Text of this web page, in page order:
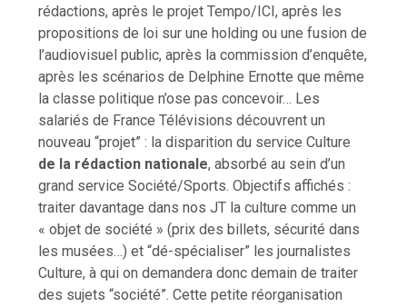
rédactions, après le projet Tempo/ICI, après les
propositions de loi sur une holding ou une fusion de
l’audiovisuel public, après la commission d’enquête,
après les scénarios de Delphine Ernotte que même
la classe politique n’ose pas concevoir… Les
salariés de France Télévisions découvrent un
nouveau “projet” : la disparition du service Culture
de la rédaction nationale, absorbé au sein d’un
grand service Société/Sports. Objectifs affichés :
traiter davantage dans nos JT la culture comme un
« objet de société » (prix des billets, sécurité dans
les musées…) et “dé-spécialiser” les journalistes
Culture, à qui on demandera donc demain de traiter
des sujets “société”. Cette petite réorganisation